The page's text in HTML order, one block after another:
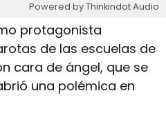
Powered by Thinkindot Audio
protagonista
de las escuelas de
cara de ángel, que se
una polémica en